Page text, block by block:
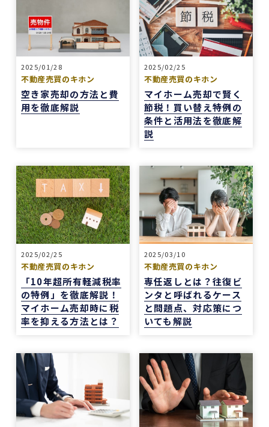
エージェントの指名は下山さんをオススメしま
す！
本当にありがとうございました！
1 か月前
中古マンションの売却でお世話になりました。
担当の志水様は、ベテランならではの豊富な知識
で市場動向や適正価格を丁寧に解説してくださ
た。
何より素晴らしいと感じたのは、情報の囲い込み
等を一切行わないという徹底した透明性です。こ
の誠実な姿勢と親身な対応に、人間としても深い
信頼を置くことができました。
結果として非常に満足のいく売却ができ、今後も
購入の機会があればぜひ志水様にお願いしたいと
考えています。知人にも自信を持って紹介できる
不動産会社様です。
4 か月前
REDSは、自分でSUUMOなどを使って物件検索
ができる人にはおすすめだと感じました。
他の不動産会社にも行きましたが、こちらの希望
に寄り添うというより、不動産会社側が売りたい
物件を勧められているように感じることもありま
した。
2025/01/28
不動産売買のキホン
空き家売却の方法と費
用を徹底解説
2025/02/25
不動産売買のキホン
マイホーム売却で賢く
節税！買い替え特例の
条件と活用法を徹底解
説
2025/02/25
不動産売買のキホン
「10年超所有軽減税率
の特例」を徹底解説！
マイホーム売却時に税
率を抑える方法とは？
2025/03/10
不動産売買のキホン
専任返しとは？往復ビ
ンタと呼ばれるケース
と問題点、対応策につ
いても解説